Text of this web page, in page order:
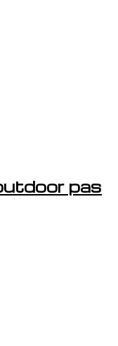
pas